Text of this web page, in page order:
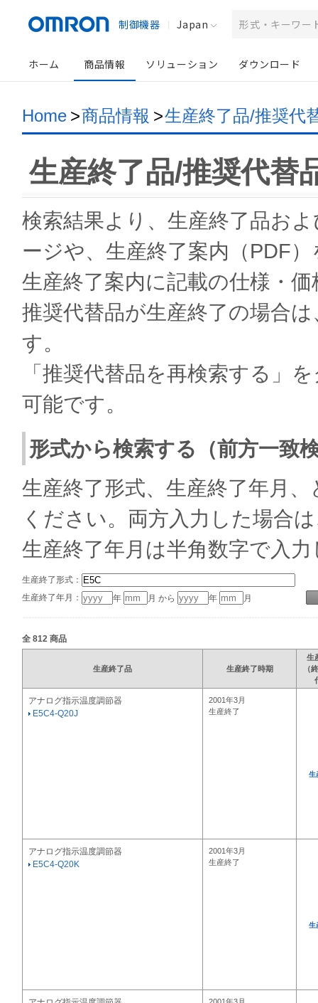
制御機器 Japan
ホーム 商品情報 ソリューション ダウンロード
Home >商品情報 >生産終了品/推奨代
生産終了品/推奨代替
検索結果より、生産終了品お
ージや、生産終了案内（PDF
生産終了案内に記載の仕様・
推奨代替品が生産終了の場合
す。
「推奨代替品を再検索する」
可能です。
形式から検索する（前方一致
生産終了形式、生産終了年月
ください。両方入力した場合
生産終了年月は半角数字で入
生産終了形式：
生産終了年月：
年 月 から 年 月
全 812 商品
生産終了品 生産終了時期
生
（
アナログ指示温度調節器
E5C4-Q20J
2001年3月
生産終了
生
アナログ指示温度調節器
E5C4-Q20K
2001年3月
生産終了
生